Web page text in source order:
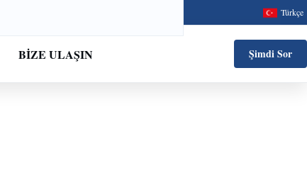
Türkçe
BIZE ULAŞIN Şimdi Sor